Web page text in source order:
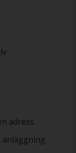
adress.
anläggning.